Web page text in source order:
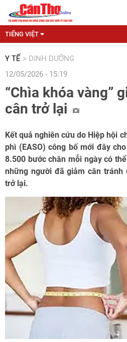
TIẾNG VIỆT
Y TẾ > DINH DƯỠNG
12/05/2026 - 15:19
“Chìa khóa vàng”
cân trở lại
Kết quả nghiên cứu do Hiệp hội
phì (EASO) công bố mới đây
8.500 bước chân mỗi ngày có
những người đã giảm cân tránh
trở lại.